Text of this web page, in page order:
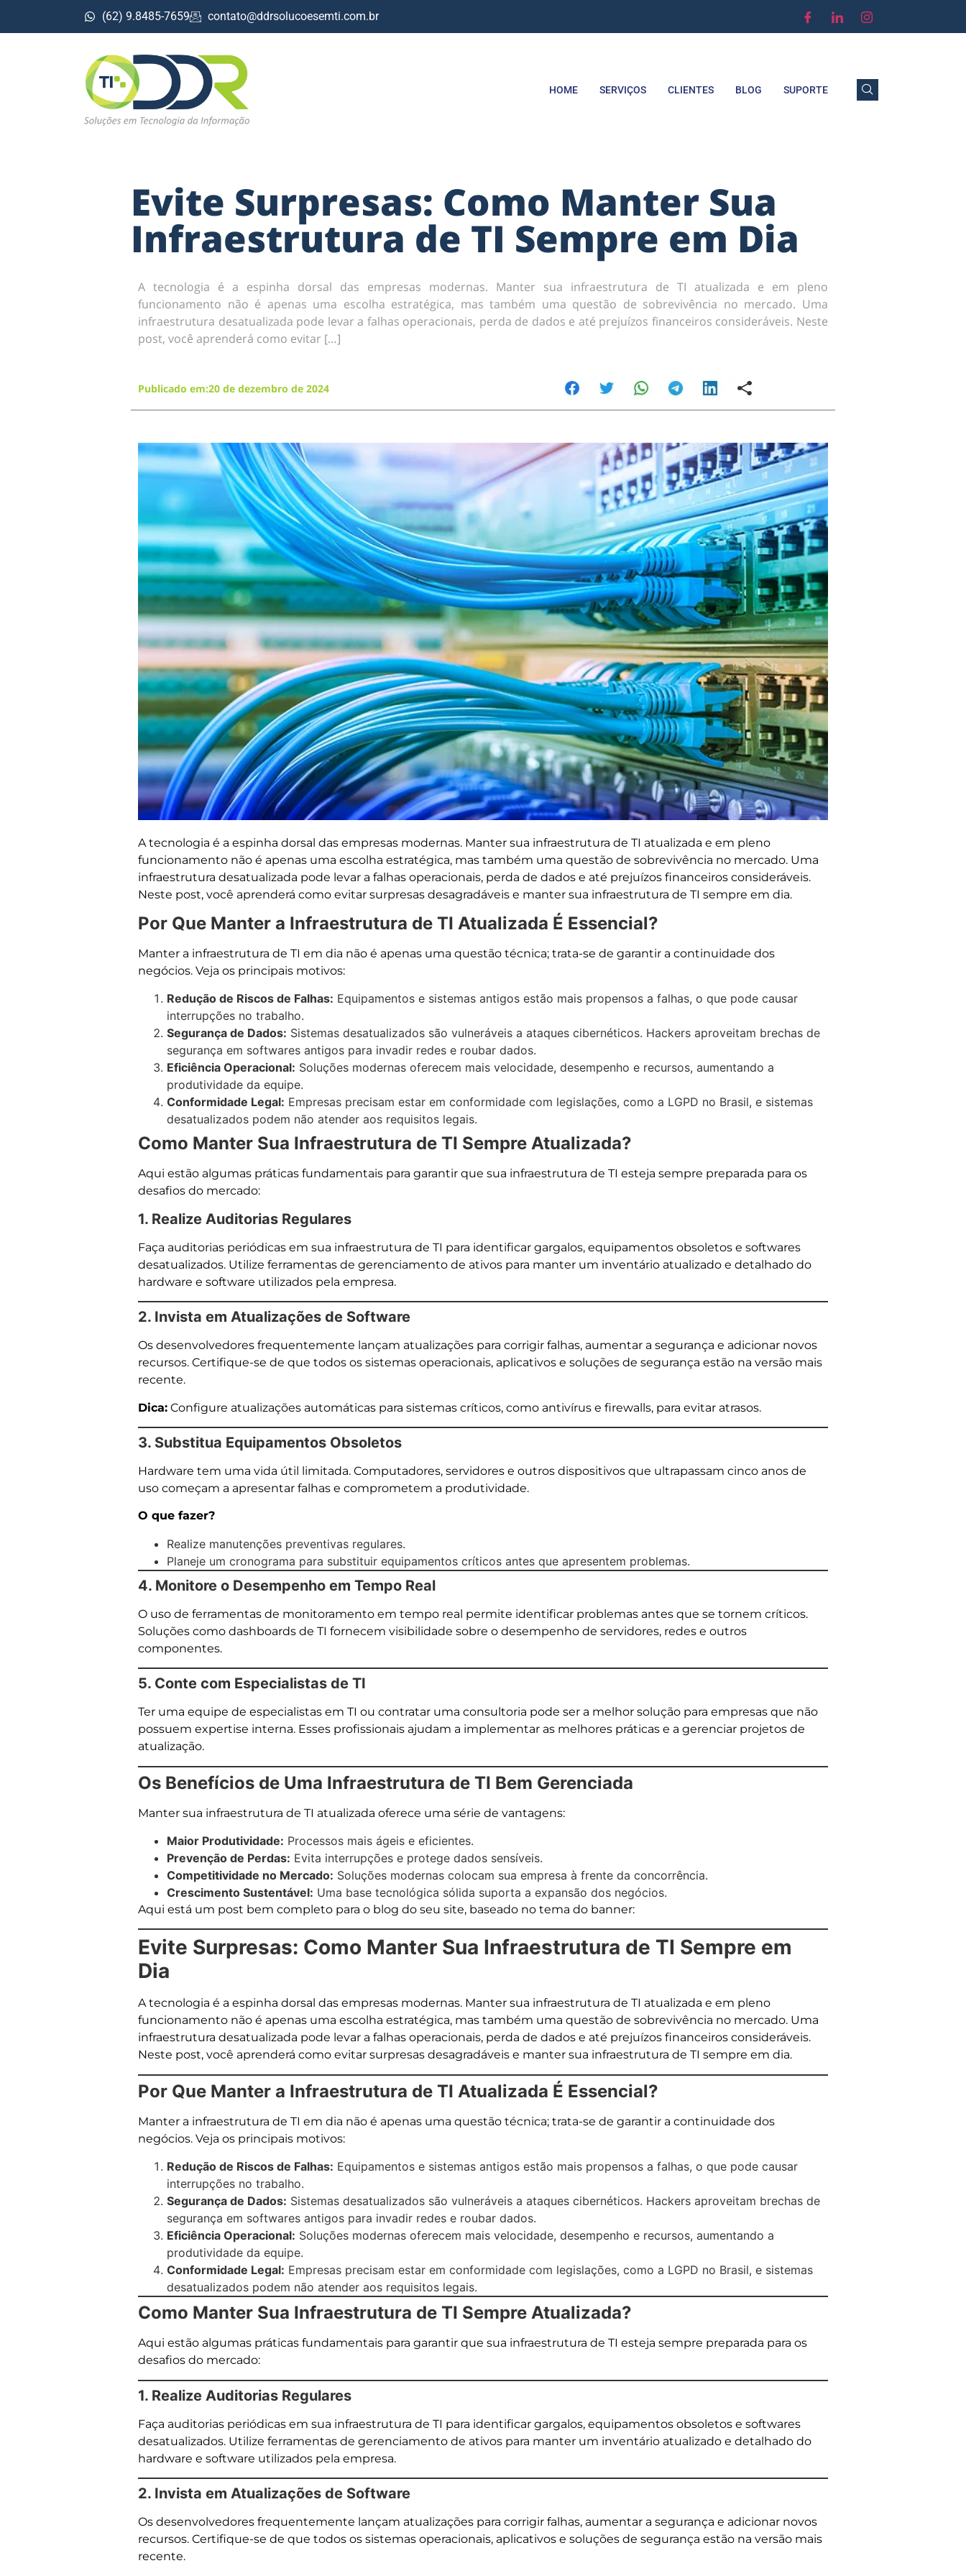
(62) 9.8485-7659 contato@ddrsolucoesemti.com.br
HOME SERVIÇOS CLIENTES BLOG SUPORTE
Evite Surpresas: Como Manter Sua
Infraestrutura de TI Sempre em Dia
A tecnologia é a espinha dorsal das empresas modernas. Manter sua infraestrutura de TI atualizada e em pleno
funcionamento não é apenas uma escolha estratégica, mas também uma questão de sobrevivência no mercado. Uma
infraestrutura desatualizada pode levar a falhas operacionais, perda de dados e até prejuízos financeiros consideráveis. Neste
post, você aprenderá como evitar […]
Publicado em:20 de dezembro de 2024
A tecnologia é a espinha dorsal das empresas modernas. Manter sua infraestrutura de TI atualizada e em pleno
funcionamento não é apenas uma escolha estratégica, mas também uma questão de sobrevivência no mercado. Uma
infraestrutura desatualizada pode levar a falhas operacionais, perda de dados e até prejuízos financeiros consideráveis.
Neste post, você aprenderá como evitar surpresas desagradáveis e manter sua infraestrutura de TI sempre em dia.
Por Que Manter a Infraestrutura de TI Atualizada É Essencial?
Manter a infraestrutura de TI em dia não é apenas uma questão técnica; trata-se de garantir a continuidade dos
negócios. Veja os principais motivos:
Redução de Riscos de Falhas: Equipamentos e sistemas antigos estão mais propensos a falhas, o que pode causar
interrupções no trabalho.
Segurança de Dados: Sistemas desatualizados são vulneráveis a ataques cibernéticos. Hackers aproveitam brechas de
segurança em softwares antigos para invadir redes e roubar dados.
Eficiência Operacional: Soluções modernas oferecem mais velocidade, desempenho e recursos, aumentando a
produtividade da equipe.
Conformidade Legal: Empresas precisam estar em conformidade com legislações, como a LGPD no Brasil, e sistemas
desatualizados podem não atender aos requisitos legais.
Como Manter Sua Infraestrutura de TI Sempre Atualizada?
Aqui estão algumas práticas fundamentais para garantir que sua infraestrutura de TI esteja sempre preparada para os
desafios do mercado:
1. Realize Auditorias Regulares
Faça auditorias periódicas em sua infraestrutura de TI para identificar gargalos, equipamentos obsoletos e softwares
desatualizados. Utilize ferramentas de gerenciamento de ativos para manter um inventário atualizado e detalhado do
hardware e software utilizados pela empresa.
2. Invista em Atualizações de Software
Os desenvolvedores frequentemente lançam atualizações para corrigir falhas, aumentar a segurança e adicionar novos
recursos. Certifique-se de que todos os sistemas operacionais, aplicativos e soluções de segurança estão na versão mais
recente.
Dica: Configure atualizações automáticas para sistemas críticos, como antivírus e firewalls, para evitar atrasos.
3. Substitua Equipamentos Obsoletos
Hardware tem uma vida útil limitada. Computadores, servidores e outros dispositivos que ultrapassam cinco anos de
uso começam a apresentar falhas e comprometem a produtividade.
O que fazer?
Realize manutenções preventivas regulares.
Planeje um cronograma para substituir equipamentos críticos antes que apresentem problemas.
4. Monitore o Desempenho em Tempo Real
O uso de ferramentas de monitoramento em tempo real permite identificar problemas antes que se tornem críticos.
Soluções como dashboards de TI fornecem visibilidade sobre o desempenho de servidores, redes e outros
componentes.
5. Conte com Especialistas de TI
Ter uma equipe de especialistas em TI ou contratar uma consultoria pode ser a melhor solução para empresas que não
possuem expertise interna. Esses profissionais ajudam a implementar as melhores práticas e a gerenciar projetos de
atualização.
Os Benefícios de Uma Infraestrutura de TI Bem Gerenciada
Manter sua infraestrutura de TI atualizada oferece uma série de vantagens:
Maior Produtividade: Processos mais ágeis e eficientes.
Prevenção de Perdas: Evita interrupções e protege dados sensíveis.
Competitividade no Mercado: Soluções modernas colocam sua empresa à frente da concorrência.
Crescimento Sustentável: Uma base tecnológica sólida suporta a expansão dos negócios.
Aqui está um post bem completo para o blog do seu site, baseado no tema do banner:
Evite Surpresas: Como Manter Sua Infraestrutura de TI Sempre em
Dia
A tecnologia é a espinha dorsal das empresas modernas. Manter sua infraestrutura de TI atualizada e em pleno
funcionamento não é apenas uma escolha estratégica, mas também uma questão de sobrevivência no mercado. Uma
infraestrutura desatualizada pode levar a falhas operacionais, perda de dados e até prejuízos financeiros consideráveis.
Neste post, você aprenderá como evitar surpresas desagradáveis e manter sua infraestrutura de TI sempre em dia.
Por Que Manter a Infraestrutura de TI Atualizada É Essencial?
Manter a infraestrutura de TI em dia não é apenas uma questão técnica; trata-se de garantir a continuidade dos
negócios. Veja os principais motivos:
Redução de Riscos de Falhas: Equipamentos e sistemas antigos estão mais propensos a falhas, o que pode causar
interrupções no trabalho.
Segurança de Dados: Sistemas desatualizados são vulneráveis a ataques cibernéticos. Hackers aproveitam brechas de
segurança em softwares antigos para invadir redes e roubar dados.
Eficiência Operacional: Soluções modernas oferecem mais velocidade, desempenho e recursos, aumentando a
produtividade da equipe.
Conformidade Legal: Empresas precisam estar em conformidade com legislações, como a LGPD no Brasil, e sistemas
desatualizados podem não atender aos requisitos legais.
Como Manter Sua Infraestrutura de TI Sempre Atualizada?
Aqui estão algumas práticas fundamentais para garantir que sua infraestrutura de TI esteja sempre preparada para os
desafios do mercado:
1. Realize Auditorias Regulares
Faça auditorias periódicas em sua infraestrutura de TI para identificar gargalos, equipamentos obsoletos e softwares
desatualizados. Utilize ferramentas de gerenciamento de ativos para manter um inventário atualizado e detalhado do
hardware e software utilizados pela empresa.
2. Invista em Atualizações de Software
Os desenvolvedores frequentemente lançam atualizações para corrigir falhas, aumentar a segurança e adicionar novos
recursos. Certifique-se de que todos os sistemas operacionais, aplicativos e soluções de segurança estão na versão mais
recente.